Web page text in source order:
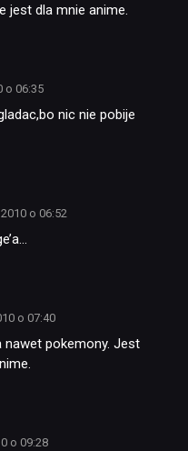
jest dla mnie anime.
o 06:35
nic nie pobije
o 06:52
o 07:40
nawet pokemony. Jest
o 09:28